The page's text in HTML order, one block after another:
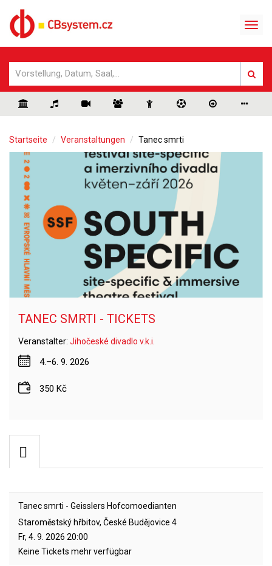
Startseite Veranstaltungen Tanec smrti
TANEC SMRTI - TICKETS
Veranstalter: Jihočeské divadlo v.k.i.
4.–6. 9. 2026
350 Kč
Tanec smrti - Geisslers Hofcomoedianten
Staroměstský hřbitov, České Budějovice 4
Fr, 4. 9. 2026 20:00
Keine Tickets mehr verfügbar